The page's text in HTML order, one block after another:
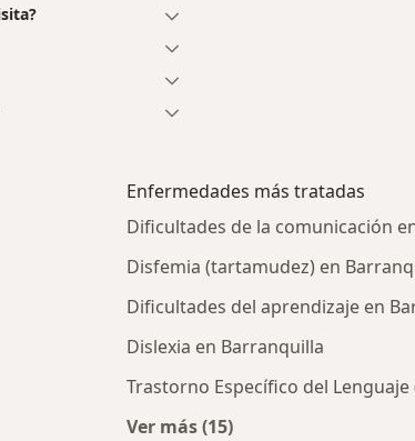
Enfermedades más tratadas
Dificultades de la comunicación
Disfemia (tartamudez) en
Dificultades del aprendizaje en
Dislexia en Barranquilla
Trastorno Específico del Lenguaje
Ver más (15)